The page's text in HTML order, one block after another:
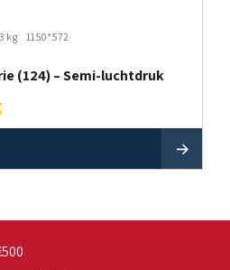
kg 1150*572
(124) – Semi-luchtdruk